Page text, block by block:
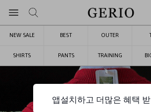
NEW SALE BEST OUTER
SHIRTS PANTS TRAINING
앱설치하고 더많은 혜택